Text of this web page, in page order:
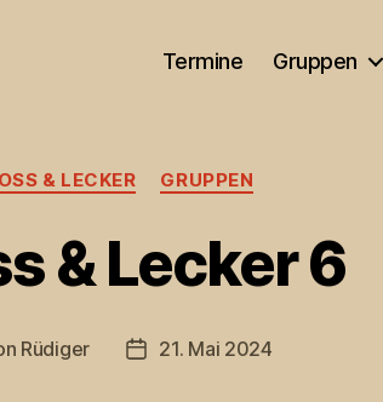
Termine Gruppen
Kategorien
& LECKER GRUPPEN
& Lecker 6
Rüdiger Veröffentlichungsdatum
21. Mai 2024